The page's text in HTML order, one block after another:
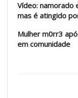
Vídeo: namorado
mas é atingido
Mulher m0rr3
em comunidade